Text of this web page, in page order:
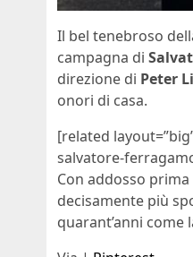
Il bel tenebroso
campagna di
direzione di Peter
onori di casa.
[related
salvatore-
Con addosso
decisamente più
quarant’anni come